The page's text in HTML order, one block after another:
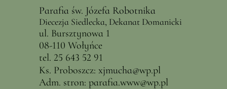
Parafia św. Józefa Robotnika
Diecezja Siedlecka, Dekanat Domanicki
ul. Bursztynowa 1
08-110 Wołyńce
tel. 25 643 52 91
Ks. Proboszcz: xjmucha@wp.pl
Adm. stron: parafia.www@wp.pl